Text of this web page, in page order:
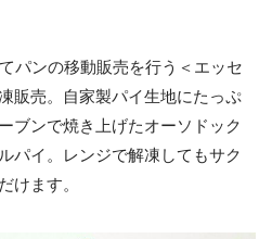
パンの移動販売を行う＜エッセ
販売。自家製パイ生地にたっぷ
ブンで焼き上げたオーソドック
パイ。レンジで解凍してもサク
けます。